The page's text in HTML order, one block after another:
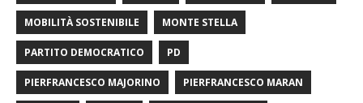
MOBILITÀ SOSTENIBILE MONTE STELLA
PARTITO DEMOCRATICO PD
PIERFRANCESCO MAJORINO PIERFRANCESCO MARAN